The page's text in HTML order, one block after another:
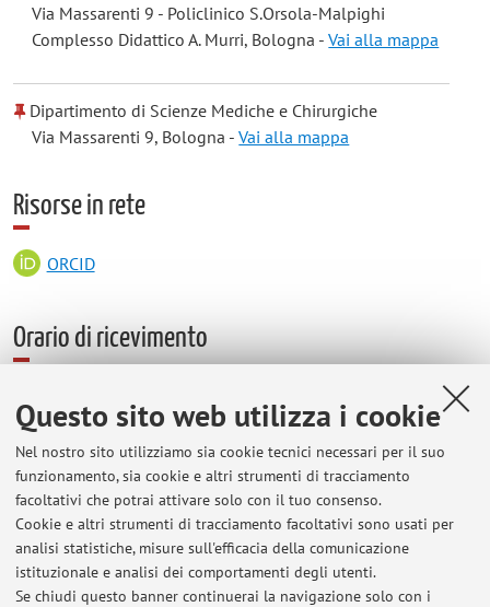
Questo sito web utilizza i cookie
Nel nostro sito utilizziamo sia cookie tecnici necessari per il suo
funzionamento, sia cookie e altri strumenti di tracciamento
facoltativi che potrai attivare solo con il tuo consenso.
Cookie e altri strumenti di tracciamento facoltativi sono usati per
analisi statistiche, misure sull'efficacia della comunicazione
istituzionale e analisi dei comportamenti degli utenti.
Se chiudi questo banner continuerai la navigazione solo con i
Via Massarenti 9 - Policlinico S.Orsola-Malpighi
Complesso Didattico A. Murri, Bologna -Vai alla mappa
Dipartimento di Scienze Mediche e Chirurgiche
Via Massarenti 9, Bologna -Vai alla mappa
Risorse in rete
ORCID
Orario di ricevimento
Ogni giorno lavorativo, previa telefonata allo 051-6364532
Via email: pasquale.chieco@unibo.it
Via Skype all'indirizzo: pchieco
Ultimi avvisi